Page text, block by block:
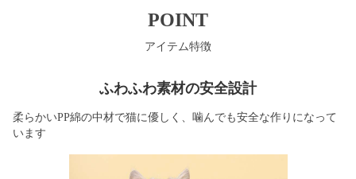
POINT
アイテム特徴
ふわふわ素材の安全設計
柔らかいPP綿の中材で猫に優しく、噛んでも安全な作りになって
います